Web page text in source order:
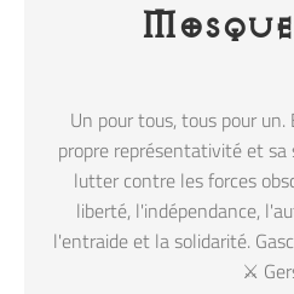
Un pour tous, tous pour
propre représentativité et
lutter contre les forces
liberté, l'indépendance,
l'entraide et la solidarité.
⚔️